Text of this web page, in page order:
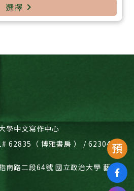
選擇 navigate_next
學中文寫作中心
62835（ 博雅書房 ） / 62304
南路二段64號 國立政治大學 藝文